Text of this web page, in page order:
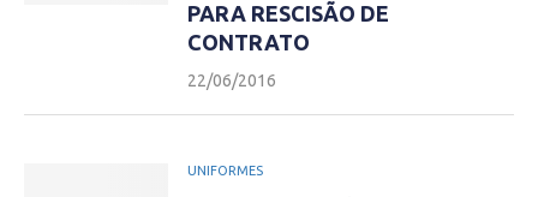
PARA RESCISÃO DE
CONTRATO
22/06/2016
UNIFORMES